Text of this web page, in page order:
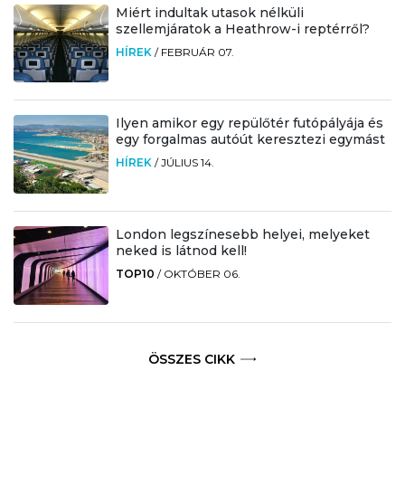
Miért indultak utasok nélküli
szellemjáratok a Heathrow-i reptérről?
HÍREK / FEBRUÁR 07.
Ilyen amikor egy repülőtér futópályája és
egy forgalmas autóút keresztezi egymást
HÍREK /JÚLIUS 14.
London legszínesebb helyei, melyeket
neked is látnod kell!
TOP10 / OKTÓBER 06.
ÖSSZES CIKK